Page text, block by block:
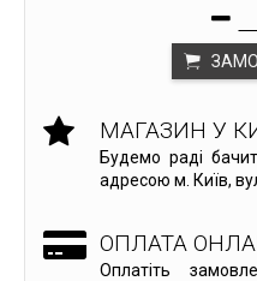
МАГАЗИН У
Будемо раді
адресою м. Київ,
ОПЛАТА
Оплатіть